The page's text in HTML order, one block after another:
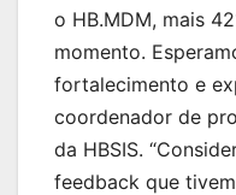
o HB.MDM, mais
momento.
fortalecimento e
coordenador de
da HBSIS.
feedback que